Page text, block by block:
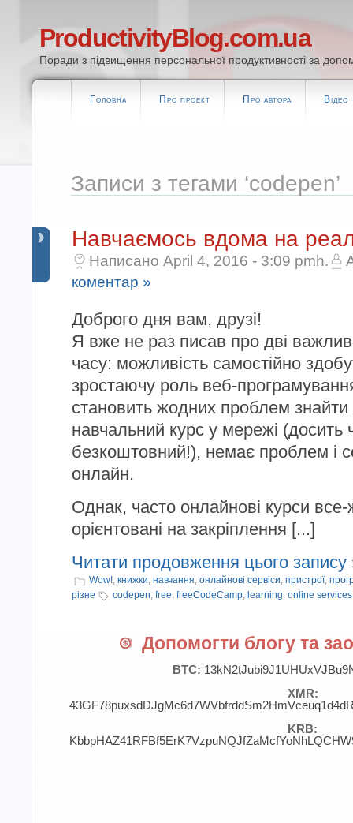
ProductivityBlog.com.ua
Поради з підвищення персональної продуктивності за
Головна Про проект Про автора Відео
Записи з тегами ‘codepen’
Навчаємось вдома на
Написано April 4, 2016 - 3:09 pmh.
коментар »
Доброго дня вам, друзі!
Я вже не раз писав про дві
часу: можливість самостійно
зростаючу роль веб-
становить жодних проблем знайти
навчальний курс у мережі (досить
безкоштовний!), немає проблем і
онлайн.
Однак, часто онлайнові курси
орієнтовані на закріплення [...]
Читати продовження цього запису
Wow!, книжки, навчання, онлайнові сервіси, пристрої,
різне
codepen, free, freeCodeCamp, learning, online services
Допомогти блогу та
BTC:
XMR:
KRB: